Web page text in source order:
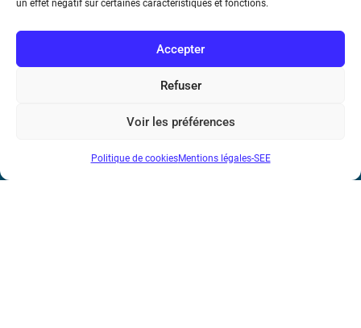
un effet négatif sur certaines caractéristiques et fonctions.
Accepter
Refuser
Voir les préférences
Politique de cookiesMentions légales-SEE
Société de l’Electricité, de l’Electronique et des Technologies